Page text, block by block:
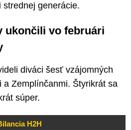
generácie.
ukončili vo februári
diváci šesť vzájomných
a Zemplínčanmi. Štyrikrát sa
súper.
H2H